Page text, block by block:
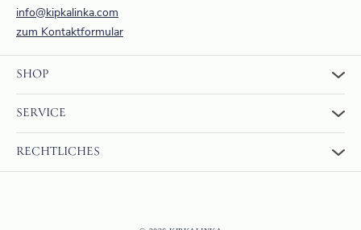
info@kipkalinka.com
zum Kontaktformular
SHOP
SERVICE
RECHTLICHES